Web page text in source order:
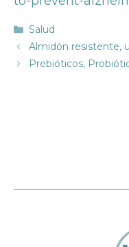
Categorías
Salud
Almidón resistente,
Prebióticos,